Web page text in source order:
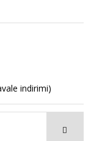
indirimi)